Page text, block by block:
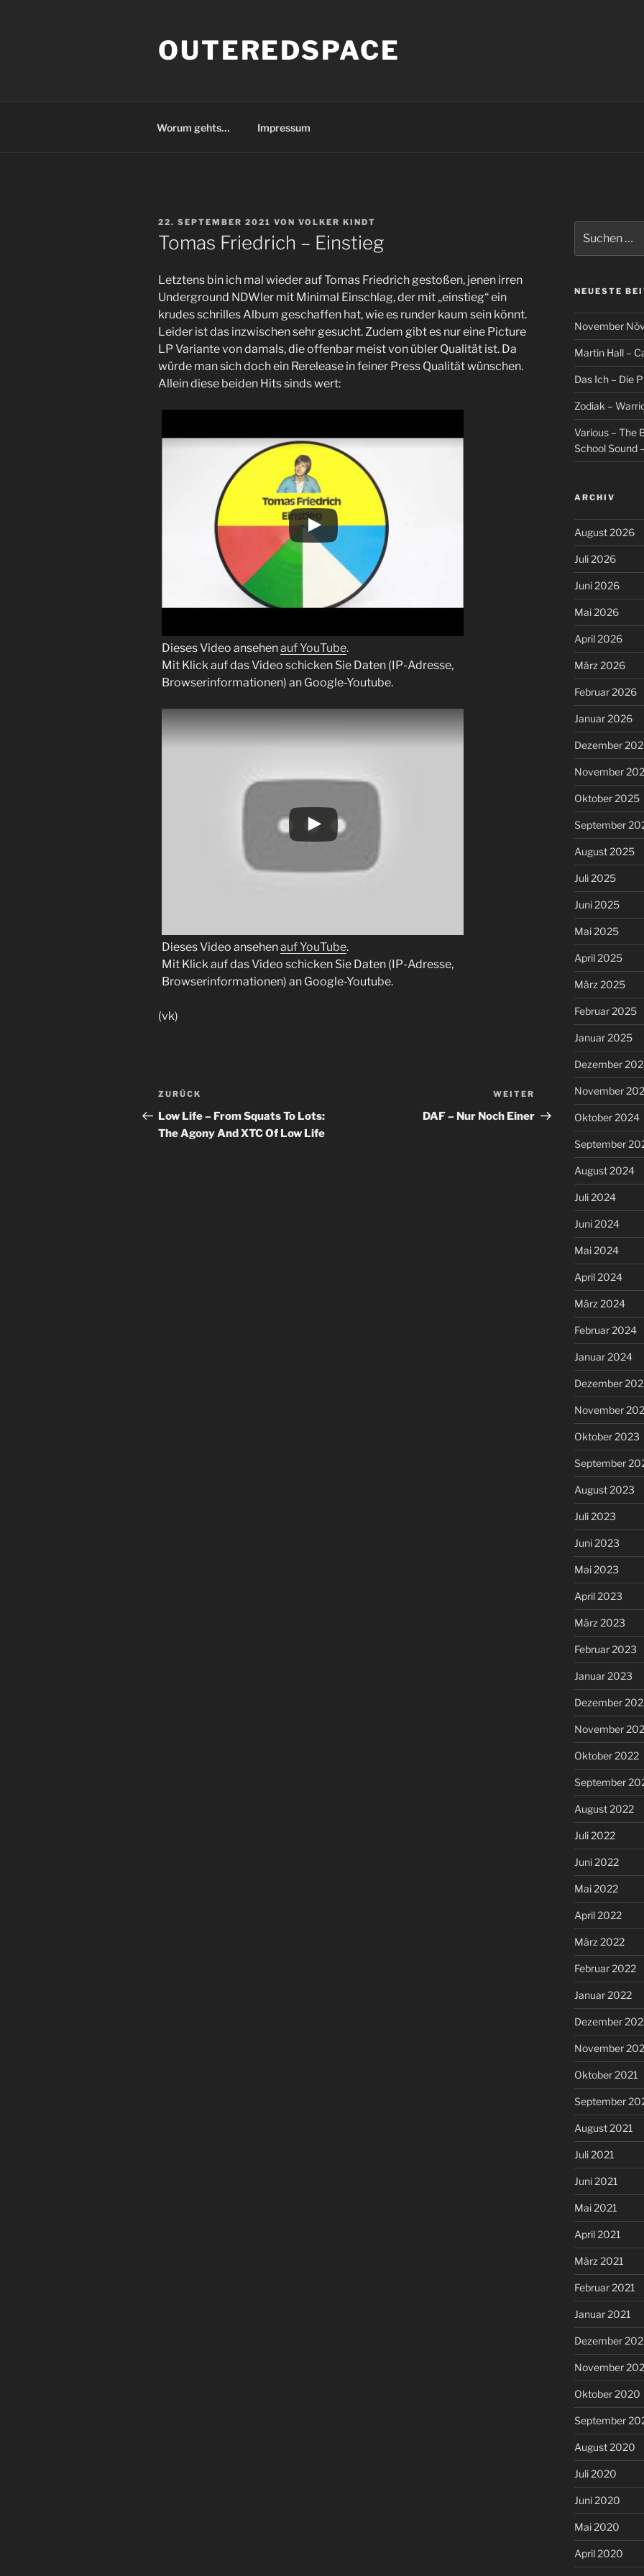
OUTEREDSPACE
Worum gehts… Impressum
VERÖFFENTLICHT
AM
22. SEPTEMBER 2021 VON VOLKER KINDT
Tomas Friedrich – Einstieg
Letztens bin ich mal wieder auf Tomas Friedrich gestoßen, jenen irren
Underground NDWler mit Minimal Einschlag, der mit „einstieg“ ein
krudes schrilles Album geschaffen hat, wie es runder kaum sein könnt.
Leider ist das inzwischen sehr gesucht. Zudem gibt es nur eine Picture
LP Variante von damals, die offenbar meist von übler Qualität ist. Da
würde man sich doch ein Rerelease in feiner Press Qualität wünschen.
Allein diese beiden Hits sinds wert:
Dieses Video ansehenauf YouTube.
Mit Klick auf das Video schicken Sie Daten (IP-Adresse,
Browserinformationen) an Google-Youtube.
Dieses Video ansehenauf YouTube.
Mit Klick auf das Video schicken Sie Daten (IP-Adresse,
Browserinformationen) an Google-Youtube.
(vk)
Beitragsnavigation
Vorheriger
Beitrag
ZURÜCK
Low Life – From Squats To Lots:
The Agony And XTC Of Low Life
Nächster
Beitrag
WEITER
DAF – Nur Noch Einer
nach:
NEUESTE
November
Martin Hall –
Das Ich – Die
Zodiak –
Various – The
School Sound
ARCHIV
August 2026
Juli 2026
Juni 2026
Mai 2026
April 2026
März 2026
Februar 2026
Januar 2026
Dezember
November
Oktober 2025
September
August 2025
Juli 2025
Juni 2025
Mai 2025
April 2025
März 2025
Februar 2025
Januar 2025
Dezember
November
Oktober 2024
September
August 2024
Juli 2024
Juni 2024
Mai 2024
April 2024
März 2024
Februar 2024
Januar 2024
Dezember
November
Oktober 2023
September
August 2023
Juli 2023
Juni 2023
Mai 2023
April 2023
März 2023
Februar 2023
Januar 2023
Dezember
November
Oktober 2022
September
August 2022
Juli 2022
Juni 2022
Mai 2022
April 2022
März 2022
Februar 2022
Januar 2022
Dezember
November
Oktober 2021
September
August 2021
Juli 2021
Juni 2021
Mai 2021
April 2021
März 2021
Februar 2021
Januar 2021
Dezember
November
Oktober 2020
September
August 2020
Juli 2020
Juni 2020
Mai 2020
April 2020